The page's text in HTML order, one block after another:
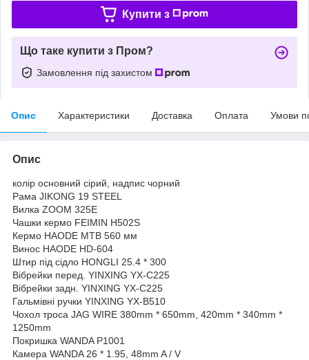
Купити з
Що таке купити з Пром?
Замовлення під захистом
Опис Характеристики Доставка Оплата Умови
Опис
колір основний сірий, надпис чорний
Рама JIKONG 19 STEEL
Вилка ZOOM 325E
Чашки кермо FEIMIN H502S
Кермо HAODE MTB 560 мм
Винос HAODE HD-604
Штир під сідло HONGLI 25.4 * 300
Вібрейки перед. YINXING YX-C225
Вібрейки задн. YINXING YX-C225
Гальмівні ручки YINXING YX-B510
Чохол троса JAG WIRE 380mm * 650mm, 420mm * 340mm *
1250mm
Покришка WANDA P1001
Камера WANDA 26 * 1.95, 48mm A / V